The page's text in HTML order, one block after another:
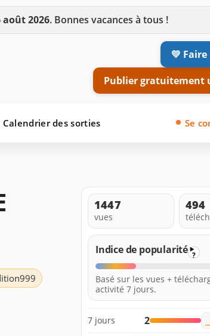
août 2026. Bonnes vacances à tous !
💛
Publier gratuitement
Calendrier des sorties Se
1447
vues
494
Indice de popularité ?
Basé sur les vues +
activité 7 jours.
7 jours 2